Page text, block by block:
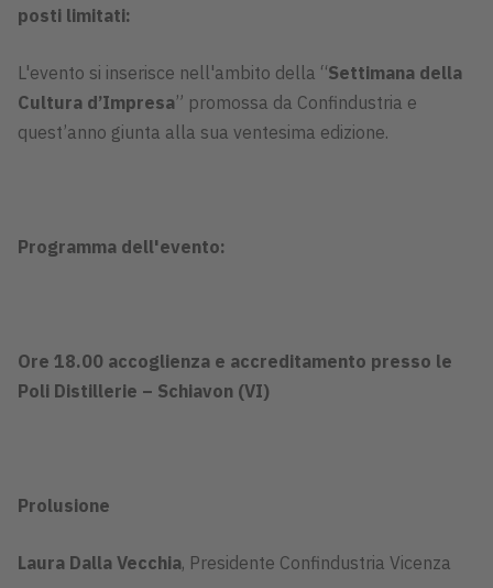
posti limitati:
L'evento si inserisce nell'ambito della “Settimana della
Cultura d’Impresa” promossa da Confindustria e
quest’anno giunta alla sua ventesima edizione.
Programma dell'evento:
Ore 18.00 accoglienza e accreditamento presso le
Poli Distillerie – Schiavon (VI)
Prolusione
Laura Dalla Vecchia, Presidente Confindustria Vicenza